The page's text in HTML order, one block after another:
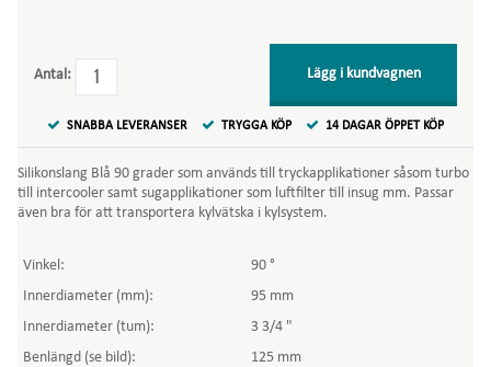
Antal: Lägg i kundvagnen
SNABBA LEVERANSER TRYGGA KÖP 14 DAGAR ÖPPET KÖP
Silikonslang Blå 90 grader som används till tryckapplikationer såsom turbo
till intercooler samt sugapplikationer som luftfilter till insug mm. Passar
även bra för att transportera kylvätska i kylsystem.
Vinkel:
90 °
Innerdiameter (mm):
95 mm
Innerdiameter (tum):
3 3/4 "
Benlängd (se bild):
125 mm